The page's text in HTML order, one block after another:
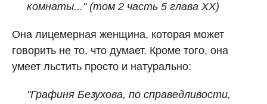
комнаты..." (том 2 часть 5 глава XX)
Она лицемерная женщина, которая может
говорить не то, что думает. Кроме того, она
умеет льстить просто и натурально:
"Графиня Безухова, по справедливости,